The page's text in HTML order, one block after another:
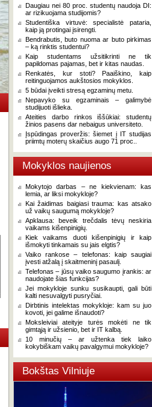
Daugiau nei 80 proc. studentų naudoja DI:
ar rizikuojama studijomis?
Studentiška virtuvė: specialistė pataria,
kaip ją protingai įsirengti.
Bendrabutis, buto nuoma ar buto pirkimas
– ką rinktis studentui?
Kaip studentams užsitikrinti ne tik
papildomas pajamas, bet ir kitas naudas.
Renkatės, kur stoti? Paaiškino, kaip
reitinguojamos aukštosios mokyklos.
5 būdai įveikti stresą egzaminų metu.
Nepavyko su egzaminais – galimybė
studijuoti išlieka.
Ateities darbo rinkos iššūkiai: studentų
žinios pasens dar nebaigus universiteto.
Įspūdingas proveržis: šiemet į IT studijas
priimtų moterų skaičius augo 71 proc..
Mokyklos naujienos
Mokytojo darbas – ne kiekvienam: kas
lemia, ar liksi mokykloje?
Kai žaidimas baigiasi trauma: kas atsako
už vaikų saugumą mokykloje?
Apklausa: beveik trečdalis tėvų neskiria
vaikams kišenpinigių.
Kiek vaikams duoti kišenpinigių ir kaip
išmokyti tinkamais su jais elgtis?
Vaiko rankose – telefonas: kaip saugiai
įvesti atžalą į skaitmeninį pasaulį.
Telefonas – jūsų vaiko saugumo įrankis: ar
naudojate šias funkcijas?
Jei mokykloje sunku susikaupti, gali būti
kalti nesuvalgyti pusryčiai.
Dirbtinis intelektas mokykloje: kam su juo
kovoti, jei galime išnaudoti?
Moksleiviai ateityje turės mokėti ne tik
gimtąją ir užsienio, bet ir IT kalbą.
10 minučių – ar užtenka tiek laiko
kokybiškam vaikų pavalgymui mokykloje?
Bokštas Vilniuje